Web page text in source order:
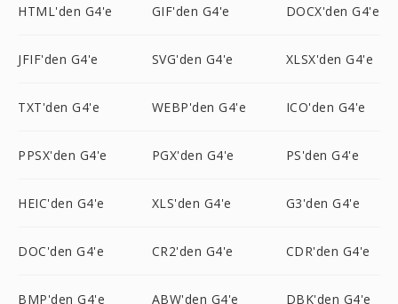
HTML'den G4'e GIF'den G4'e DOCX'den G4'e
JFIF'den G4'e SVG'den G4'e XLSX'den G4'e
TXT'den G4'e WEBP'den G4'e ICO'den G4'e
PPSX'den G4'e PGX'den G4'e PS'den G4'e
HEIC'den G4'e XLS'den G4'e G3'den G4'e
DOC'den G4'e CR2'den G4'e CDR'den G4'e
BMP'den G4'e ABW'den G4'e DBK'den G4'e